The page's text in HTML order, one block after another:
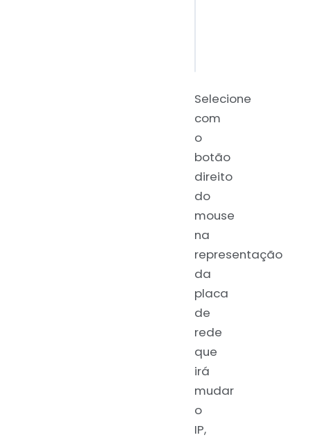
Selecione
com
o
botão
direito
do
mouse
na
representação
da
placa
de
rede
que
irá
mudar
o
IP,